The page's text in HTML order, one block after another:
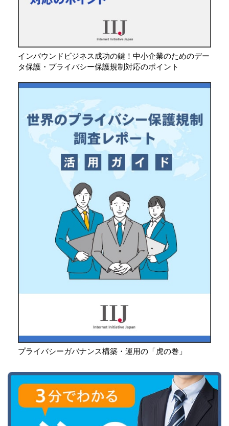
インバウンドビジネス成功の鍵！中小企業のためのデー
タ保護・プライバシー保護規制対応のポイント
プライバシーガバナンス構築・運用の「虎の巻」